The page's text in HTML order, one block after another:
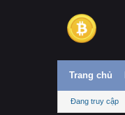
Trang chủ
Đang truy cập